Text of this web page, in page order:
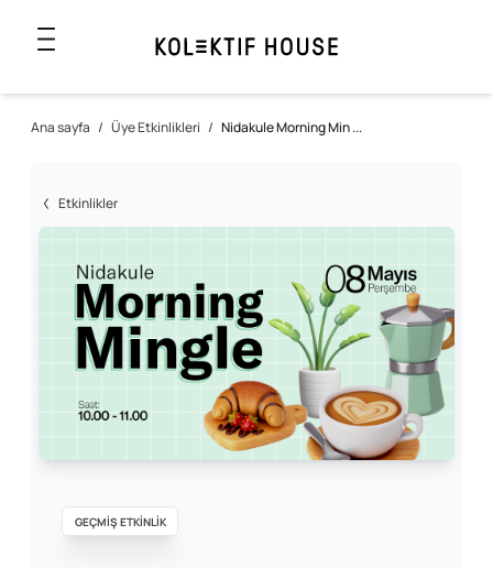
Ana sayfa / Üye Etkinlikleri / Nidakule Morning Min ...
Etkinlikler
GEÇMİŞ ETKİNLİK